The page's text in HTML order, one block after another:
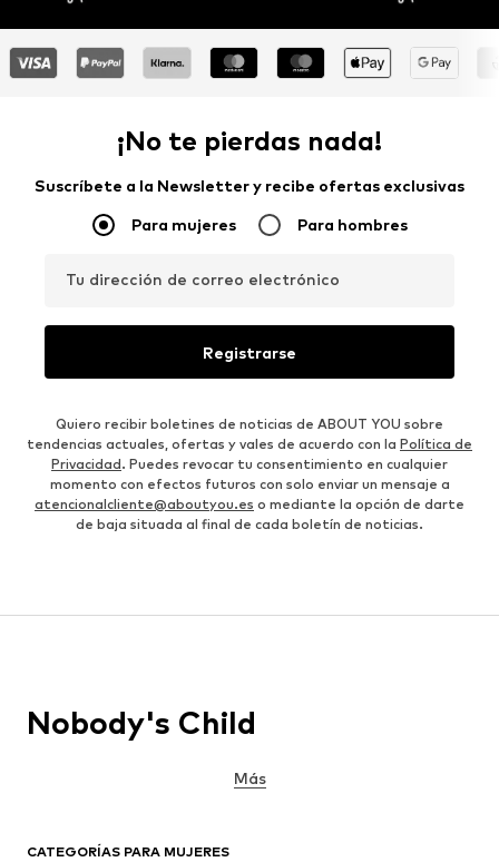
¡No te pierdas nada!
Suscríbete a la Newsletter y recibe ofertas exclusivas
Para mujeres Para hombres
Tu dirección de correo electrónico
Registrarse
Quiero recibir boletines de noticias de ABOUT YOU sobre
tendencias actuales, ofertas y vales de acuerdo con la Política de
Privacidad. Puedes revocar tu consentimiento en cualquier
momento con efectos futuros con solo enviar un mensaje a
atencionalcliente@aboutyou.es o mediante la opción de darte
de baja situada al final de cada boletín de noticias.
CATEGORÍAS PARA MUJERES
Nobody's Child
Más